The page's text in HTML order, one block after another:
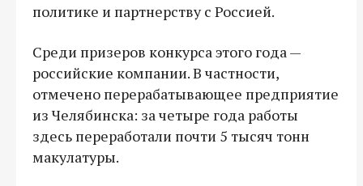
политике и партнерству с Россией.
Среди призеров конкурса этого года —
российские компании. В частности,
отмечено перерабатывающее предприятие
из Челябинска: за четыре года работы
здесь переработали почти 5 тысяч тонн
макулатуры.